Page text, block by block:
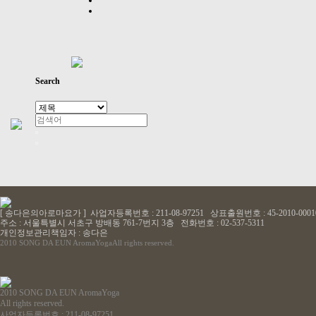
Search
[ 송다은의아로마요가 ] 사업자등록번호 : 211-08-97251 상표출원번호 : 45-2010-
주소 : 서울특별시 서초구 방배동 761-7번지 3층 전화번호 : 02-537-5311
개인정보관리책임자 : 송다은
2010 SONG DA EUN AromaYogaAll rights reserved.
2010 SONG DA EUN AromaYoga
All rights reserved.